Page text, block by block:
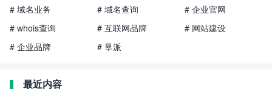
# 域名业务
# 域名查询
# 企业官网
# whois查询
# 互联网品牌
# 网站建设
# 企业品牌
# 垦派
最近内容